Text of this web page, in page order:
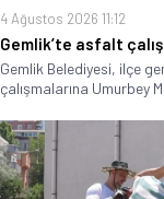
4 Ağustos 2026 11:12
Gemlik’te asfalt
Gemlik Belediyesi, ilçe
çalışmalarına Umurbey